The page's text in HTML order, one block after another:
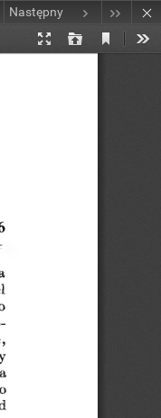
Następny